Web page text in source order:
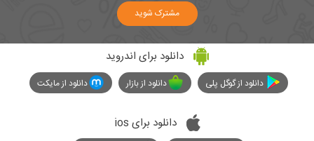
مشترک شوید
دانلود برای اندروید
دانلود از گوگل پلی دانلود از بازار دانلود از مایکت
دانلود برای ios